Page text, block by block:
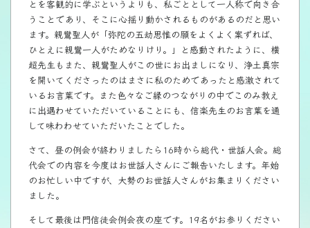
とを客観的に学ぶというよりも、私ごととして一人称で向き合
うことであり、そこに心揺り動かされるものがあるのだと思い
ます。親鸞聖人が「弥陀の五劫思惟の願をよくよく案ずれば、
ひとえに親鸞一人がためなりけり。」と感動されたように、横
超先生もまた、親鸞聖人がこの世にお出ましになり、浄土真宗
を開いてくださったのはまさに私のためであったと感激されて
いるお言葉です。また色々なご縁のつながりの中でこのみ教え
に出遇わせていただいていることにも、信楽先生のお言葉を通
して味わわせていただいたことでした。
さて、昼の例会が終わりましたら16時から総代・世話人会。総
代会での内容を今度はお世話人さんにご報告いたします。年始
のお忙しい中ですが、大勢のお世話人さんがお集まりください
ました。
そして最後は門信徒会例会夜の座です。19名がお参りください